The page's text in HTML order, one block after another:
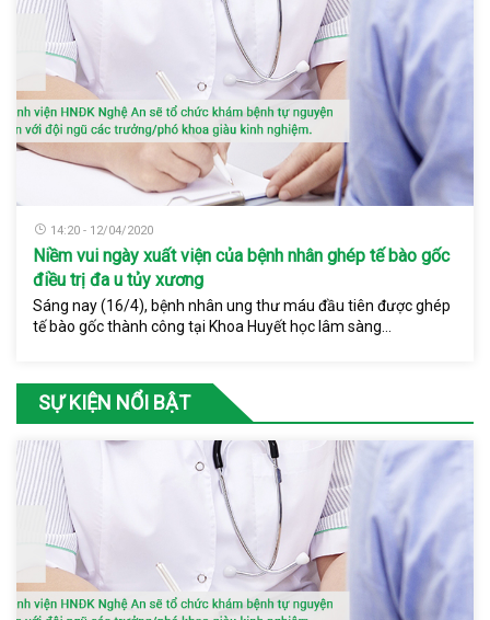
14:20 - 12/04/2020
Niềm vui ngày xuất viện của bệnh nhân ghép tế bào gốc
điều trị đa u tủy xương
Sáng nay (16/4), bệnh nhân ung thư máu đầu tiên được ghép
tế bào gốc thành công tại Khoa Huyết học lâm sàng...
SỰ KIỆN NỔI BẬT